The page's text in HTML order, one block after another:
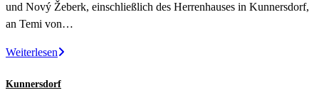
und Nový Žeberk, einschließlich des Herrenhauses in Kunnersdorf,
an Temi von…
WeiterlesenKunnersdorf
Kunnersdorf